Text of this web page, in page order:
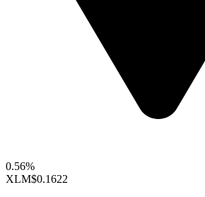
0.56%
XLM$0.1622